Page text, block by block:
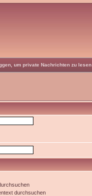
um private Nachrichten zu lesen
durchsuchen